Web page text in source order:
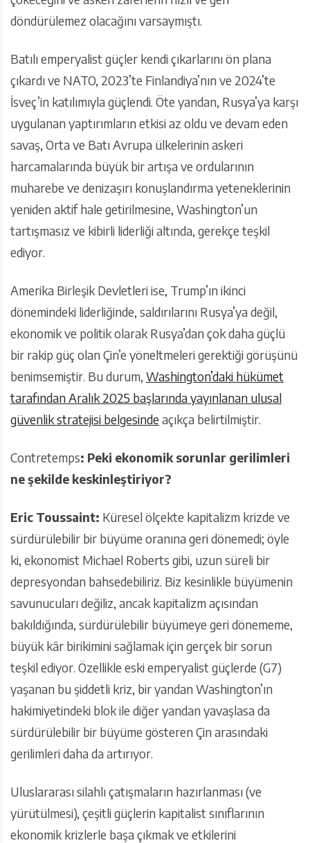
döndürülemez olacağını varsaymıştı.
Batılı emperyalist güçler kendi çıkarlarını ön plana
çıkardı ve NATO, 2023’te Finlandiya’nın ve 2024’te
İsveç’in katılımıyla güçlendi. Öte yandan, Rusya’ya karşı
uygulanan yaptırımların etkisi az oldu ve devam eden
savaş, Orta ve Batı Avrupa ülkelerinin askeri
harcamalarında büyük bir artışa ve ordularının
muharebe ve denizaşırı konuşlandırma yeteneklerinin
yeniden aktif hale getirilmesine, Washington’un
tartışmasız ve kibirli liderliği altında, gerekçe teşkil
ediyor.
Amerika Birleşik Devletleri ise, Trump’ın ikinci
dönemindeki liderliğinde, saldırılarını Rusya’ya değil,
ekonomik ve politik olarak Rusya’dan çok daha güçlü
bir rakip güç olan Çin’e yöneltmeleri gerektiği görüşünü
benimsemiştir. Bu durum, Washington’daki hükümet
tarafından Aralık 2025 başlarında yayınlanan ulusal
güvenlik stratejisi belgesinde açıkça belirtilmiştir.
Contretemps: Peki ekonomik sorunlar gerilimleri
ne şekilde keskinleştiriyor?
Eric Toussaint: Küresel ölçekte kapitalizm krizde ve
sürdürülebilir bir büyüme oranına geri dönemedi; öyle
ki, ekonomist Michael Roberts gibi, uzun süreli bir
depresyondan bahsedebiliriz. Biz kesinlikle büyümenin
savunucuları değiliz, ancak kapitalizm açısından
bakıldığında, sürdürülebilir büyümeye geri dönememe,
büyük kâr birikimini sağlamak için gerçek bir sorun
teşkil ediyor. Özellikle eski emperyalist güçlerde (G7)
yaşanan bu şiddetli kriz, bir yandan Washington’ın
hakimiyetindeki blok ile diğer yandan yavaşlasa da
sürdürülebilir bir büyüme gösteren Çin arasındaki
gerilimleri daha da artırıyor.
Uluslararası silahlı çatışmaların hazırlanması (ve
yürütülmesi), çeşitli güçlerin kapitalist sınıflarının
ekonomik krizlerle başa çıkmak ve etkilerini